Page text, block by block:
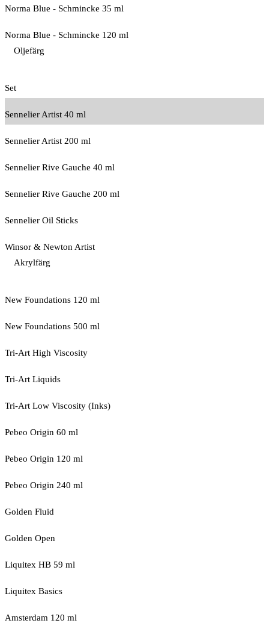
Norma Blue - Schmincke 35 ml
Norma Blue - Schmincke 120 ml
Oljefärg
Set
Sennelier Artist 40 ml
Sennelier Artist 200 ml
Sennelier Rive Gauche 40 ml
Sennelier Rive Gauche 200 ml
Sennelier Oil Sticks
Winsor & Newton Artist
Akrylfärg
New Foundations 120 ml
New Foundations 500 ml
Tri-Art High Viscosity
Tri-Art Liquids
Tri-Art Low Viscosity (Inks)
Pebeo Origin 60 ml
Pebeo Origin 120 ml
Pebeo Origin 240 ml
Golden Fluid
Golden Open
Liquitex HB 59 ml
Liquitex Basics
Amsterdam 120 ml